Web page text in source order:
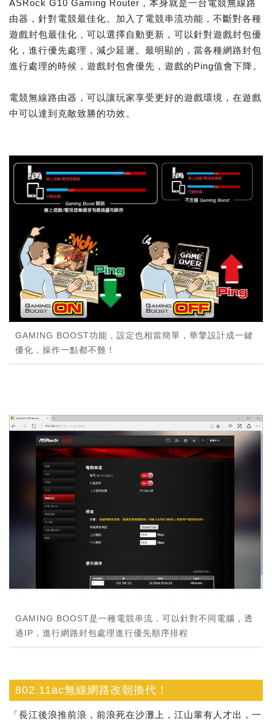
ASRock G10 Gaming Router，本身就是一台電競無線路
由器，針對電競最佳化。加入了電競串流功能，不斷對各種
遊戲封包最佳化，可以選擇自動更新，可以針對遊戲封包優
化，進行優先處理，減少延遲。最明顯的，當各種網路封包
進行處理的時候，遊戲封包會優先，遊戲的Ping值會下降。
電競無線路由器，可以讓玩家享受更好的遊戲環境，在遊戲
中可以達到克敵致勝的功效。
GAMING BOOST功能，設定也相當簡單，華擎設計成一鍵
優化，操作一點都不難！
GAMING BOOST是一種電競串流，可以針對不同電腦，透
過IP，進行網路封包處理進行優先順序排程
802.11ac無線網路改朝換代！
「長江後浪推前浪，前浪死在沙灘上，江山輩有人才出，一